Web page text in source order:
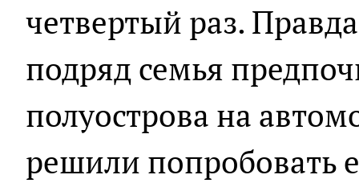
четвертый раз.
подряд семья
полуострова на
решили попробовать